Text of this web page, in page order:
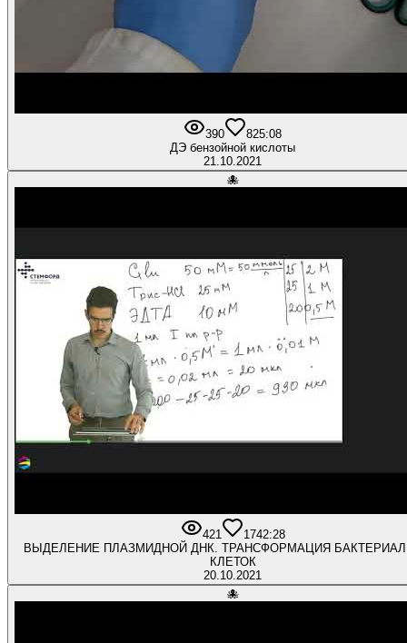
390 825:08
ДЭ бензойной кислоты
21.10.2021
🐙
421 1742:28
ВЫДЕЛЕНИЕ ПЛАЗМИДНОЙ ДНК. ТРАНСФОРМАЦИЯ
КЛЕТОК
20.10.2021
🐙